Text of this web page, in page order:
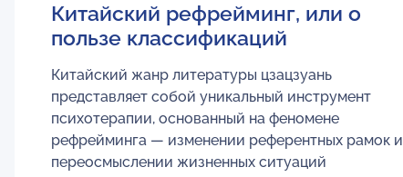
Китайский рефрейминг, или о
пользе классификаций
Китайский жанр литературы цзацзуань
представляет собой уникальный инструмент
психотерапии, основанный на феномене
рефрейминга — изменении референтных рамок и
переосмыслении жизненных ситуаций